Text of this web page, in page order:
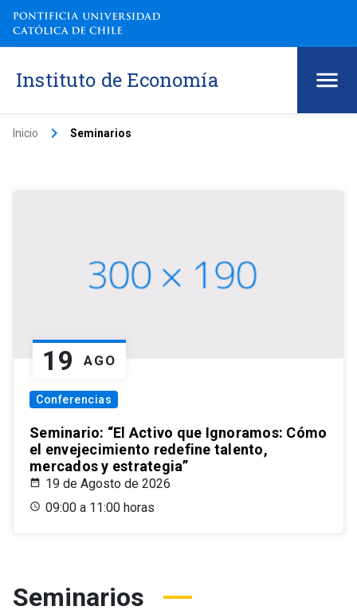
Instituto de Economía
Inicio keyboard_arrow_right Seminarios
19 AGO
Conferencias
Seminario: “El Activo que Ignoramos: Cómo
el envejecimiento redefine talento,
mercados y estrategia”
19 de Agosto de 2026
09:00 a 11:00 horas
Seminarios